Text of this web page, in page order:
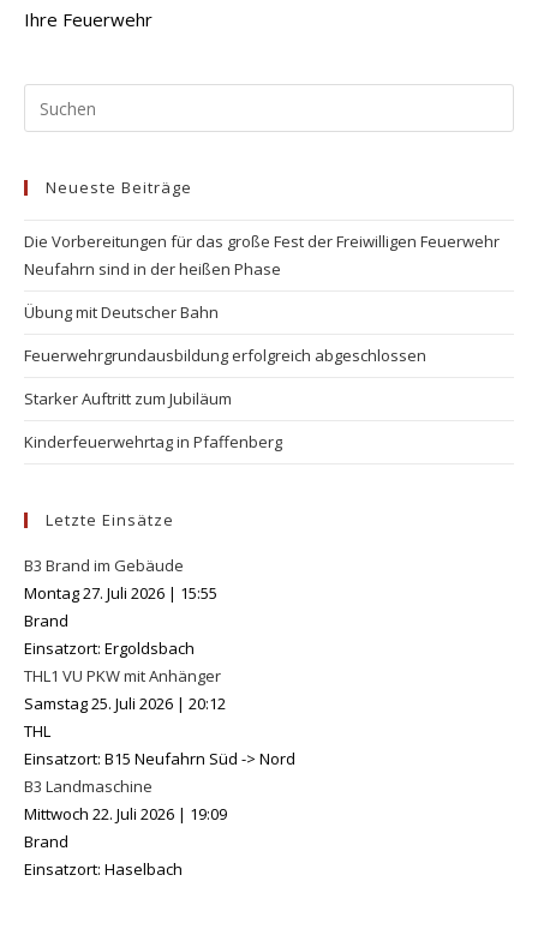
Ihre Feuerwehr
Neueste Beiträge
Die Vorbereitungen für das große Fest der Freiwilligen Feuerwehr
Neufahrn sind in der heißen Phase
Übung mit Deutscher Bahn
Feuerwehrgrundausbildung erfolgreich abgeschlossen
Starker Auftritt zum Jubiläum
Kinderfeuerwehrtag in Pfaffenberg
Letzte Einsätze
B3 Brand im Gebäude
Montag 27. Juli 2026 | 15:55
Brand
Einsatzort: Ergoldsbach
THL1 VU PKW mit Anhänger
Samstag 25. Juli 2026 | 20:12
THL
Einsatzort: B15 Neufahrn Süd -> Nord
B3 Landmaschine
Mittwoch 22. Juli 2026 | 19:09
Brand
Einsatzort: Haselbach